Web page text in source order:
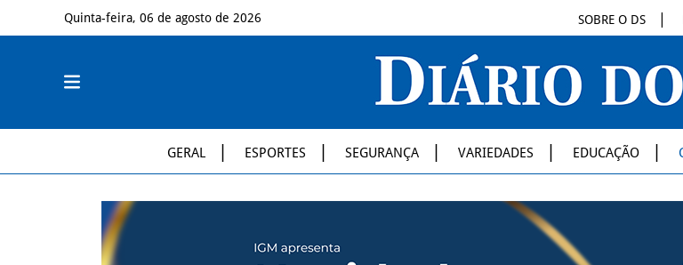
Quinta-feira, 06 de agosto de 2026 SOBRE O DS
GERAL ESPORTES SEGURANÇA VARIEDADES EDUCAÇÃO